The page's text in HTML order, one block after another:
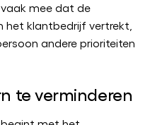
vaak mee dat de
het klantbedrijf vertrekt,
andere prioriteiten
te verminderen